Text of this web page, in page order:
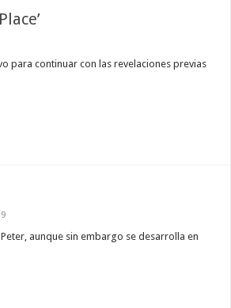
para continuar con las revelaciones previas
aunque sin embargo se desarrolla en